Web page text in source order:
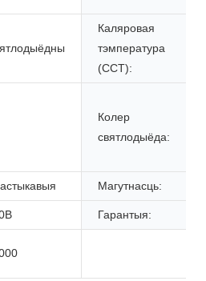
Каляровая
тэмпература
(CCT):
Колер
святлодыёда:
Магутнасць:
Гарантыя: